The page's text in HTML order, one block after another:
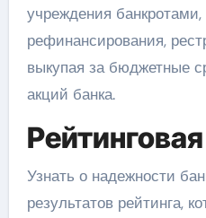
учреждения
рефинансирования,
выкупая за бюджетные
акций банка.
Узнать о надежности
результатов рейтинга,